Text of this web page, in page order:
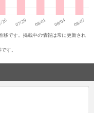
移です。掲載中の情報は常に更新され
です。